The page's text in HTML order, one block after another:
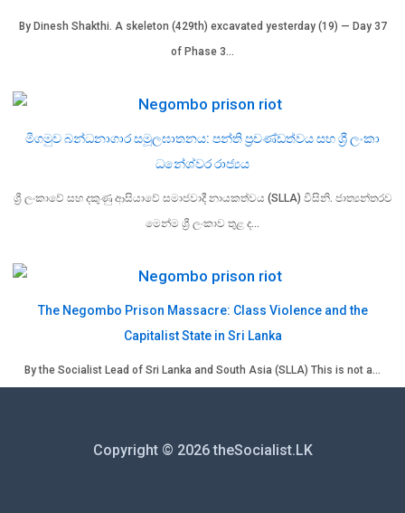
By Dinesh Shakthi. A skeleton (429th) excavated yesterday (19) — Day 37
of Phase 3…
මීගමුව බන්ධනාගාර සමූලඝාතනය: පන්ති ප්‍රචණ්ඩත්වය සහ ශ්‍රී ලංකා
ධනේශ්වර රාජ්‍යය
ශ්‍රී ලංකාවේ සහ දකුණු ආසියාවේ සමාජවාදී නායකත්වය (SLLA) විසිනි. ජාත්‍යන්තරව
මෙන්ම ශ්‍රී ලංකාව තුළ ද…
The Negombo Prison Massacre: Class Violence and the
Capitalist State in Sri Lanka
By the Socialist Lead of Sri Lanka and South Asia (SLLA) This is not a…
Copyright © 2026 theSocialist.LK